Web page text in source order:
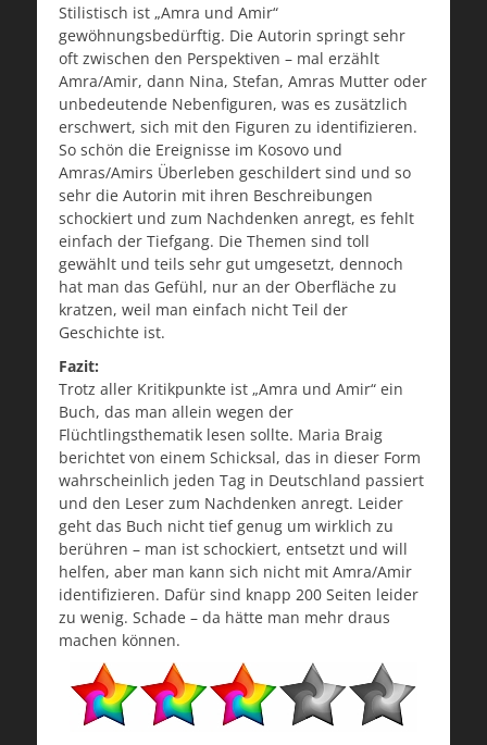
Stilistisch ist „Amra und Amir“
gewöhnungsbedürftig. Die Autorin springt sehr
oft zwischen den Perspektiven – mal erzählt
Amra/Amir, dann Nina, Stefan, Amras Mutter oder
unbedeutende Nebenfiguren, was es zusätzlich
erschwert, sich mit den Figuren zu identifizieren.
So schön die Ereignisse im Kosovo und
Amras/Amirs Überleben geschildert sind und so
sehr die Autorin mit ihren Beschreibungen
schockiert und zum Nachdenken anregt, es fehlt
einfach der Tiefgang. Die Themen sind toll
gewählt und teils sehr gut umgesetzt, dennoch
hat man das Gefühl, nur an der Oberfläche zu
kratzen, weil man einfach nicht Teil der
Geschichte ist.
Fazit:
Trotz aller Kritikpunkte ist „Amra und Amir“ ein
Buch, das man allein wegen der
Flüchtlingsthematik lesen sollte. Maria Braig
berichtet von einem Schicksal, das in dieser Form
wahrscheinlich jeden Tag in Deutschland passiert
und den Leser zum Nachdenken anregt. Leider
geht das Buch nicht tief genug um wirklich zu
berühren – man ist schockiert, entsetzt und will
helfen, aber man kann sich nicht mit Amra/Amir
identifizieren. Dafür sind knapp 200 Seiten leider
zu wenig. Schade – da hätte man mehr draus
machen können.